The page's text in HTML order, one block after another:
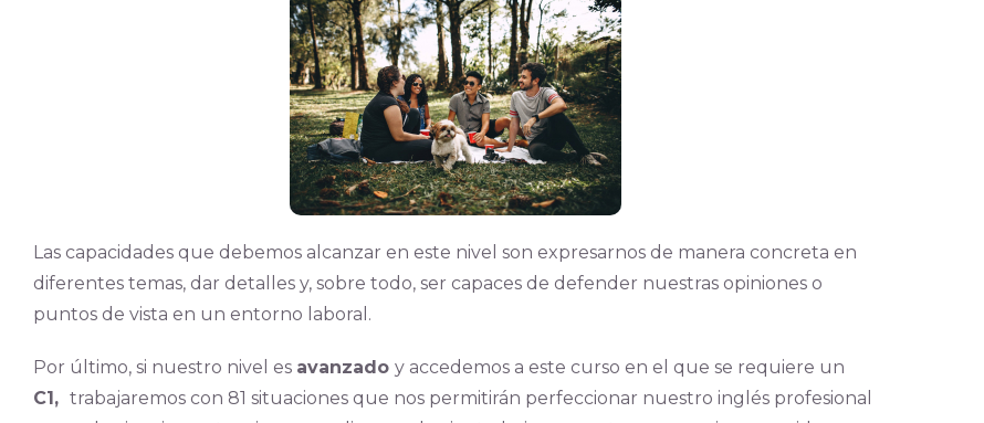
Las capacidades que debemos alcanzar en este nivel son expresarnos de manera concreta en
diferentes temas, dar detalles y, sobre todo, ser capaces de defender nuestras opiniones o
puntos de vista en un entorno laboral.
Por último, si nuestro nivel es avanzado y accedemos a este curso en el que se requiere un
C1, trabajaremos con 81 situaciones que nos permitirán perfeccionar nuestro inglés profesional